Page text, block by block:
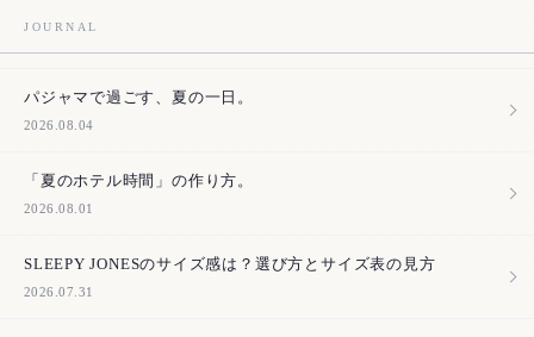
JOURNAL
パジャマで過ごす、夏の一日。
2026.08.04
「夏のホテル時間」の作り方。
2026.08.01
SLEEPY JONESのサイズ感は？選び方とサイズ表の見方
2026.07.31